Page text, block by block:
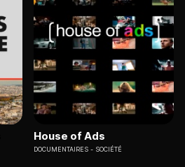
House of Ads
DOCUMENTAIRES SOCIÉTÉ